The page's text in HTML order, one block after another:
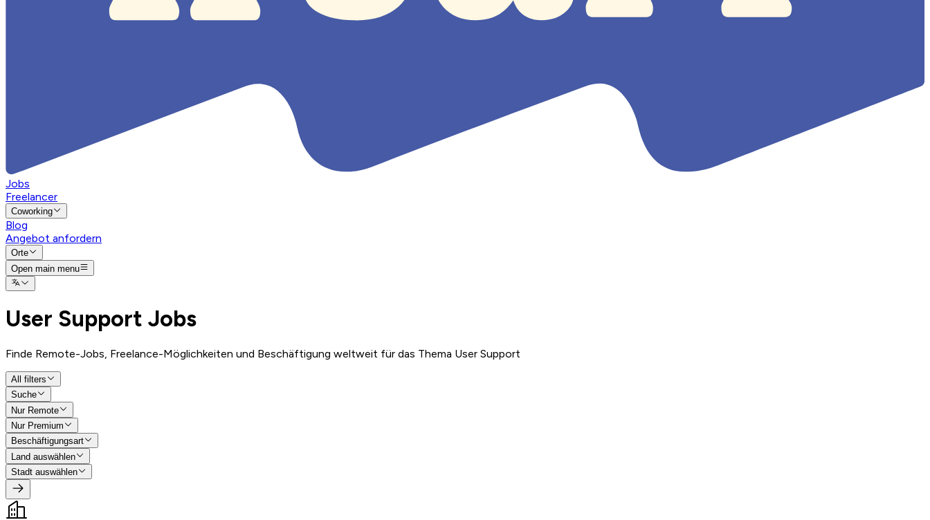
Jobs
Freelancer
Coworking
Blog
Angebot anfordern
Orte
Open main menu
User Support Jobs
Finde Remote-Jobs, Freelance-Möglichkeiten und Beschäftigung weltweit für das Thema User Support
All filters
Suche
Nur Remote
Nur Premium
Beschäftigungsart
Land auswählen
Stadt auswählen